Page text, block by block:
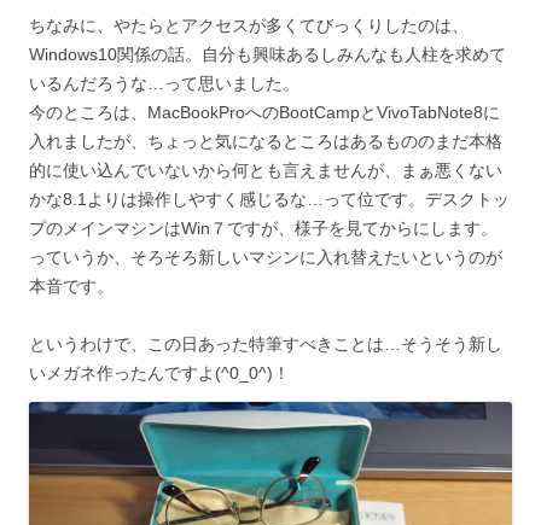
ちなみに、やたらとアクセスが多くてびっくりしたのは、
Windows10関係の話。自分も興味あるしみんなも人柱を求めて
いるんだろうな…って思いました。
今のところは、MacBookProへのBootCampとVivoTabNote8に
入れましたが、ちょっと気になるところはあるもののまだ本格
的に使い込んでいないから何とも言えませんが、まぁ悪くない
かな8.1よりは操作しやすく感じるな…って位です。デスクトッ
プのメインマシンはWin７ですが、様子を見てからにします。
っていうか、そろそろ新しいマシンに入れ替えたいというのが
本音です。
というわけで、この日あった特筆すべきことは…そうそう新し
いメガネ作ったんですよ(^0_0^)！